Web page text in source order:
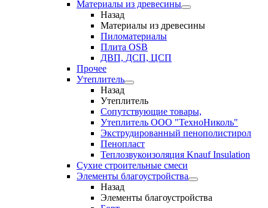
Материалы из древесины
Назад
Материалы из древесины
Пиломатериалы
Плита OSB
ДВП, ДСП, ЦСП
Прочее
Утеплитель
Назад
Утеплитель
Сопутствующие товары,
Утеплитель ООО "ТехноНиколь"
Экструдированный пенополистирол
Пенопласт
Теплозвукоизоляция Knauf Insulation
Сухие строительные смеси
Элементы благоустройства
Назад
Элементы благоустройства